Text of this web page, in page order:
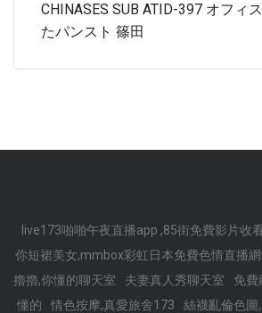
CHINASES SUB ATID-397 オフィ
たパンスト 篠田
live173啪啪午夜直播app ,85街免費影片收
你短裙美女,mmbox彩虹日本免費色情直播
擼擼,你懂的聊天室
夫妻真人秀聊天室
免費
懂的
情色按摩,真愛旅舍173 絲襪亂倫色圖